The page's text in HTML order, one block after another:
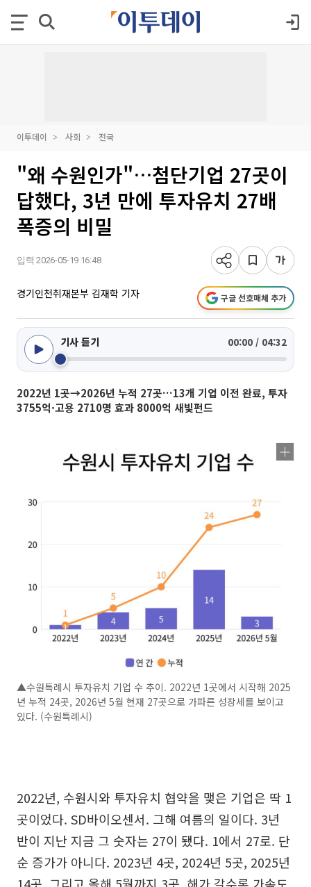
이투데이 사회 전국
"왜 수원인가"…첨단기업 27곳이
답했다, 3년 만에 투자유치 27배
폭증의 비밀
입력 2026-05-19 16:48
경기인천취재본부 김재학 기자 구글 선호매체 추가
기사 듣기 00:00 / 04:32
2022년 1곳→2026년 누적 27곳…13개 기업 이전 완료, 투자
3755억·고용 2710명 효과 8000억 새빛펀드
▲수원특례시 투자유치 기업 수 추이. 2022년 1곳에서 시작해 2025
년 누적 24곳, 2026년 5월 현재 27곳으로 가파른 성장세를 보이고
있다. (수원특례시)
2022년, 수원시와 투자유치 협약을 맺은 기업은 딱 1
곳이었다. SD바이오센서. 그해 여름의 일이다. 3년
반이 지난 지금 그 숫자는 27이 됐다. 1에서 27로. 단
순 증가가 아니다. 2023년 4곳, 2024년 5곳, 2025년